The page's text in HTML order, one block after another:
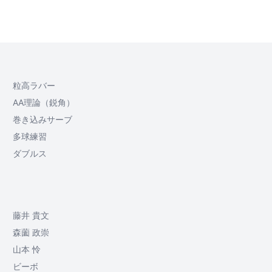
粒高ラバー
AA理論（鋭角）
巻き込みサーブ
多球練習
ダブルス
藤井 貴文
森薗 政崇
山本 怜
ビーボ